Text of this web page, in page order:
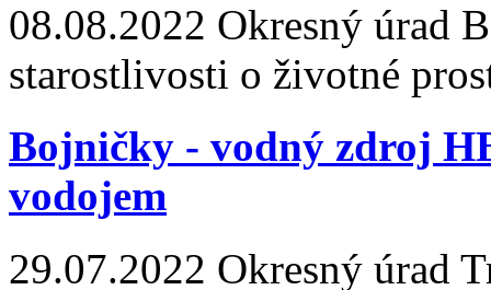
08.08.2022 Okresný úrad
starostlivosti o životné
Bojničky - vodný zdroj
vodojem
29.07.2022 Okresný úrad